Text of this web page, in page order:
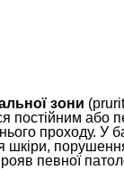
зони
постійним або
проходу. У
шкіри,
певної